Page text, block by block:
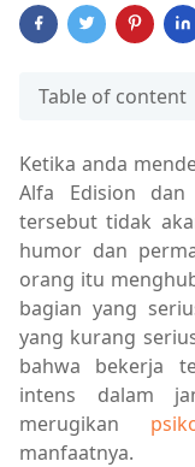
Table of content
Ketika anda
Alfa Edision
tersebut tidak
humor dan
orang itu
bagian yang
yang kurang
bahwa bekerja
intens dalam
merugikan
manfaatnya.